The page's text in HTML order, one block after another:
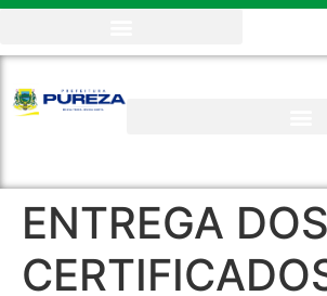
ENTREGA DOS